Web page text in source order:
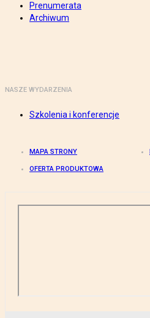
Prenumerata
Archiwum
NASZE WYDARZENIA
Szkolenia i konferencje
MAPA STRONY
OFERTA PRODUKTOWA